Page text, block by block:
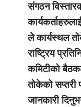
संगठन
ले कार्यस्थल
राष्ट्रिय
कमिटीको
तोकेको सप्तरी
जानकारी